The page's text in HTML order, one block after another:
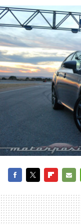
MAIL